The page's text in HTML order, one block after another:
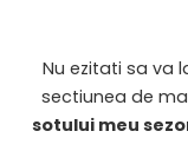
Nu ezitati sa va
sectiunea de
sotului meu